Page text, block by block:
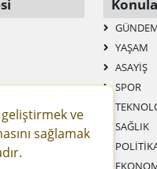
YAŞAM
ASAYIŞ
SPOR
SAĞLIK
geliştirmek ve
sağlamak